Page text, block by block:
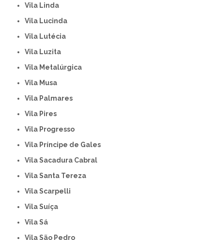
Vila Linda
Vila Lucinda
Vila Lutécia
Vila Luzita
Vila Metalúrgica
Vila Musa
Vila Palmares
Vila Pires
Vila Progresso
Vila Príncipe de Gales
Vila Sacadura Cabral
Vila Santa Tereza
Vila Scarpelli
Vila Suíça
Vila Sá
Vila São Pedro